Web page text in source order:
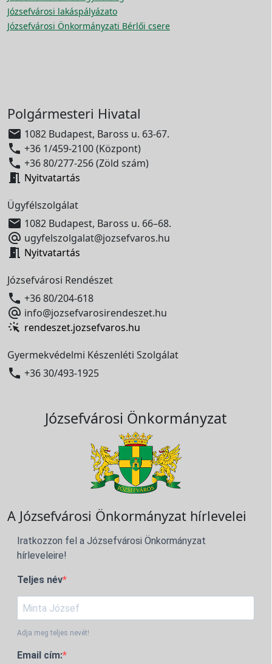
Józsefvárosi lakáspályázato
Józsefvárosi Önkormányzati Bérlői csere
Polgármesteri Hivatal
 1082 Budapest, Baross u. 63-67.
 +36 1/459-2100 (Központ)
 +36 80/277-256 (Zöld szám)
 Nyitvatartás
Ügyfélszolgálat
 1082 Budapest, Baross u. 66–68.
 ugyfelszolgalat@jozsefvaros.hu
 Nyitvatartás
Józsefvárosi Rendészet
 +36 80/204-618
 info@jozsefvarosirendeszet.hu
rendeszet.jozsefvaros.hu
Gyermekvédelmi Készenléti Szolgálat
 +36 30/493-1925
Józsefvárosi Önkormányzat
A Józsefvárosi Önkormányzat hírlevelei
Iratkozzon fel a Józsefvárosi Önkormányzat
hírleveleire!
Teljes név
Adja meg teljes nevét!
Email cím: